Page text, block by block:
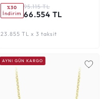
%30
İndirim
95.115 TL
66.554 TL
23.855 TL x 3 taksit
AYNI GÜN KARGO